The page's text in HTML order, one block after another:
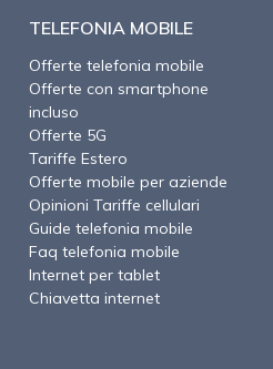
TELEFONIA MOBILE
Offerte telefonia mobile
Offerte con smartphone
incluso
Offerte 5G
Tariffe Estero
Offerte mobile per aziende
Opinioni Tariffe cellulari
Guide telefonia mobile
Faq telefonia mobile
Internet per tablet
Chiavetta internet